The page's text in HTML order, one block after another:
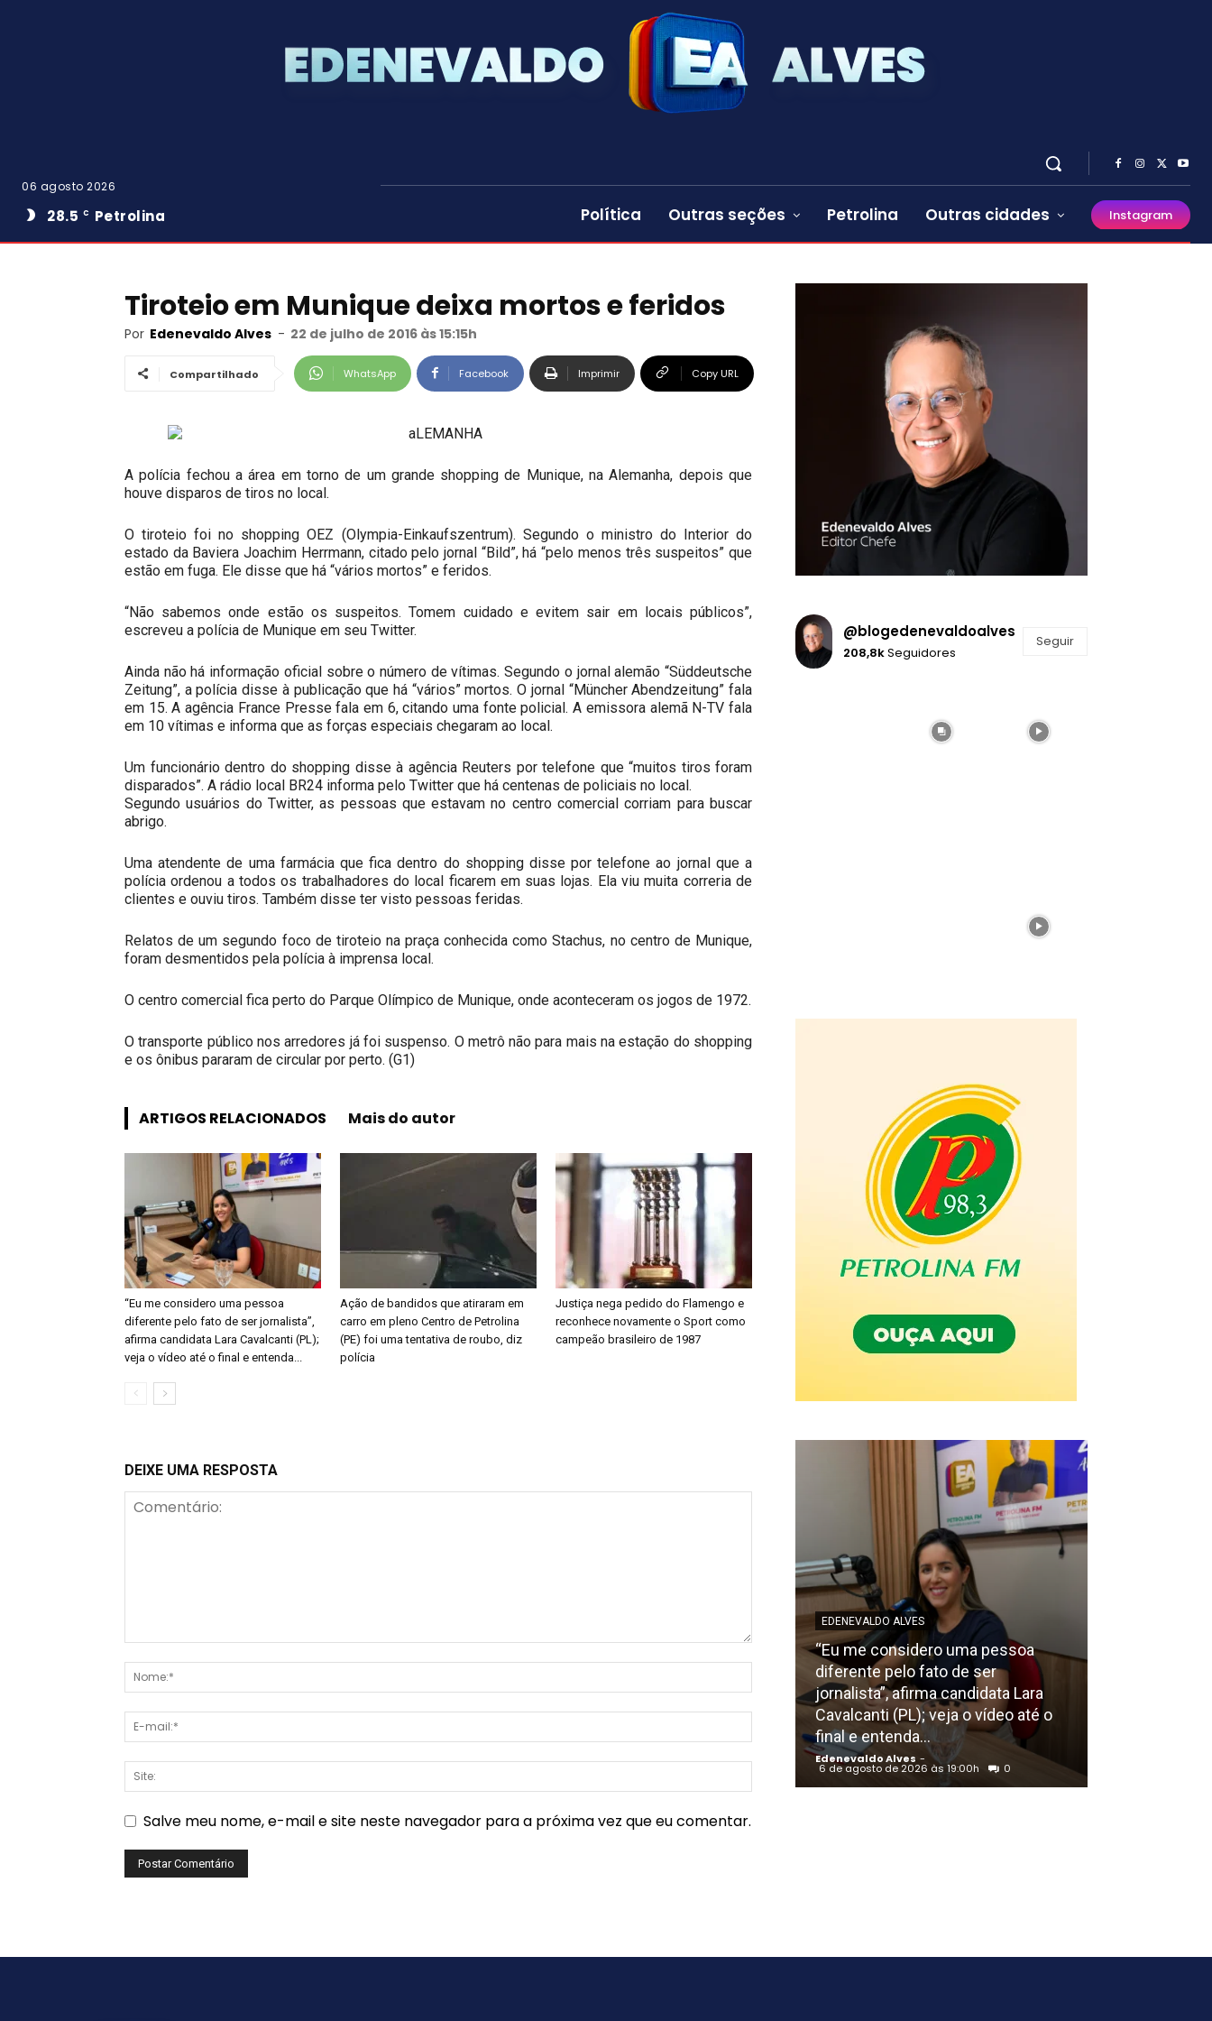
06 agosto 2026
28.5 C Petrolina Política Outras seções Petrolina Outras cidades Instagram
Tiroteio em Munique deixa mortos e feridos
Por Edenevaldo Alves - 22 de julho de 2016 às 15:15h
Compartilhado WhatsApp Facebook Imprimir Copy URL
A polícia fechou a área em torno de um grande shopping de Munique, naAlemanha, depois que
houve disparos de tiros no local.
O tiroteio foi no shopping OEZ (Olympia-Einkaufszentrum). Segundo o ministro do Interior do
estado da Baviera Joachim Herrmann, citado pelo jornal “Bild”, há “pelo menos três suspeitos” que
estão em fuga. Ele disse que há “vários mortos” e feridos.
“Não sabemos onde estão os suspeitos. Tomem cuidado e evitem sair em locais públicos”,
escreveu a polícia de Munique em seu Twitter.
Ainda não há informação oficial sobre o número de vítimas. Segundo o jornal alemão “Süddeutsche
Zeitung”, a polícia disse à publicação que há “vários” mortos. O jornal “Müncher Abendzeitung” fala
em 15. A agência France Presse fala em 6, citando uma fonte policial. A emissora alemã N-TV fala
em 10 vítimas e informa que as forças especiais chegaram ao local.
Um funcionário dentro do shopping disse à agência Reuters por telefone que “muitos tiros foram
disparados”. A rádio local BR24 informa pelo Twitter que há centenas de policiais no local.
Segundo usuários do Twitter, as pessoas que estavam no centro comercial corriam para buscar
abrigo.
Uma atendente de uma farmácia que fica dentro do shopping disse por telefone ao jornal que a
polícia ordenou a todos os trabalhadores do local ficarem em suas lojas. Ela viu muita correria de
clientes e ouviu tiros. Também disse ter visto pessoas feridas.
Relatos de um segundo foco de tiroteio na praça conhecida como Stachus, no centro de Munique,
foram desmentidos pela polícia à imprensa local.
O centro comercial fica perto do Parque Olímpico de Munique, onde aconteceram os jogos de 1972.
O transporte público nos arredores já foi suspenso. O metrô não para mais na estação do shopping
e os ônibus pararam de circular por perto. (G1)
ARTIGOS RELACIONADOS Mais do autor
“Eu me considero uma pessoa
diferente pelo fato de ser jornalista”,
afirma candidata Lara Cavalcanti (PL);
veja o vídeo até o final e entenda...
Ação de bandidos que atiraram em
carro em pleno Centro de Petrolina
(PE) foi uma tentativa de roubo, diz
polícia
Justiça nega pedido do Flamengo e
reconhece novamente o Sport como
campeão brasileiro de 1987
DEIXE UMA RESPOSTA
Salve meu nome, e-mail e site neste navegador para a próxima vez que eu comentar.
@blogedenevaldoalves
208,8kSeguidores
Seguir
EDENEVALDO ALVES
“Eu me considero uma pessoa
diferente pelo fato de ser
jornalista”, afirma candidata Lara
Cavalcanti (PL); veja o vídeo até o
final e entenda...
Edenevaldo Alves -
6 de agosto de 2026 às 19:00h 0